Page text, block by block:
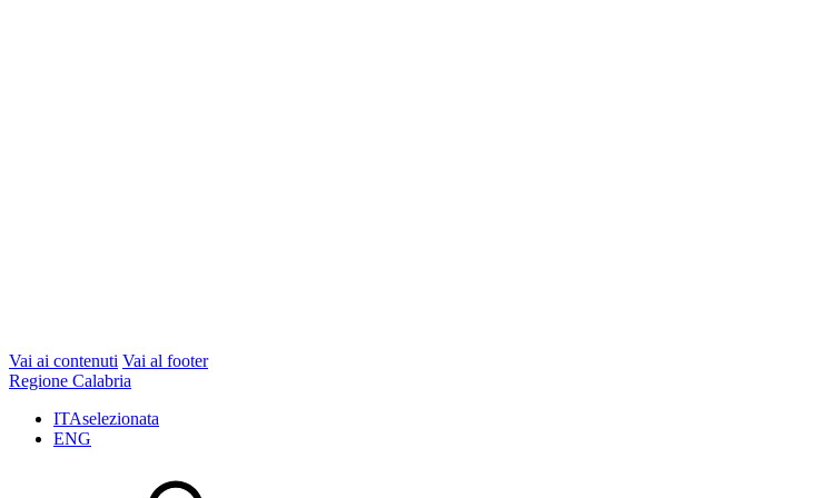
Vai ai contenuti Vai al footer
Regione Calabria
ITAselezionata
ENG